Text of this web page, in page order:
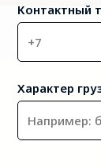
Контактный
Характер